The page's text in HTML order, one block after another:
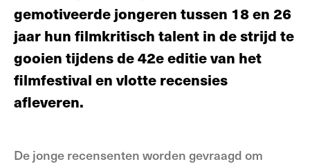
gemotiveerde jongeren tussen 18 en 26
jaar hun filmkritisch talent in de strijd te
gooien tijdens de 42e editie van het
filmfestival en vlotte recensies
afleveren.
De jonge recensenten worden gevraagd om